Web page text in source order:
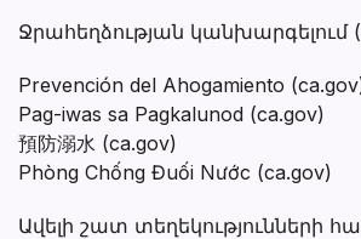
Ջրահեղձության կանխարգելում
Prevención del Ahogamiento
Pag-iwas sa Pagkalunod (ca.gov)
預防溺水 (ca.gov)
Phòng Chống Đuối Nước (ca.gov)
Ավելի շատ տեղեկությունների